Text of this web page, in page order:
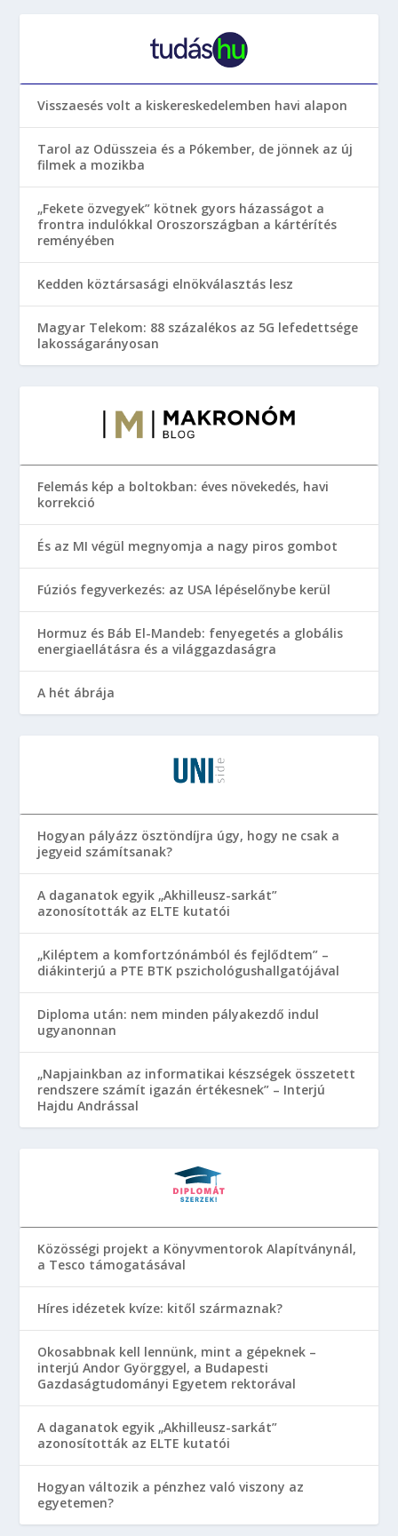
Visszaesés volt a kiskereskedelemben havi alapon
Tarol az Odüsszeia és a Pókember, de jönnek az új
filmek a mozikba
„Fekete özvegyek” kötnek gyors házasságot a
frontra indulókkal Oroszországban a kártérítés
reményében
Kedden köztársasági elnökválasztás lesz
Magyar Telekom: 88 százalékos az 5G lefedettsége
lakosságarányosan
Felemás kép a boltokban: éves növekedés, havi
korrekció
És az MI végül megnyomja a nagy piros gombot
Fúziós fegyverkezés: az USA lépéselőnybe kerül
Hormuz és Báb El-Mandeb: fenyegetés a globális
energiaellátásra és a világgazdaságra
A hét ábrája
Hogyan pályázz ösztöndíjra úgy, hogy ne csak a
jegyeid számítsanak?
A daganatok egyik „Akhilleusz-sarkát”
azonosították az ELTE kutatói
„Kiléptem a komfortzónámból és fejlődtem” –
diákinterjú a PTE BTK pszichológushallgatójával
Diploma után: nem minden pályakezdő indul
ugyanonnan
„Napjainkban az informatikai készségek összetett
rendszere számít igazán értékesnek” – Interjú
Hajdu Andrással
Közösségi projekt a Könyvmentorok Alapítványnál,
a Tesco támogatásával
Híres idézetek kvíze: kitől származnak?
Okosabbnak kell lennünk, mint a gépeknek –
interjú Andor Györggyel, a Budapesti
Gazdaságtudományi Egyetem rektorával
A daganatok egyik „Akhilleusz-sarkát”
azonosították az ELTE kutatói
Hogyan változik a pénzhez való viszony az
egyetemen?